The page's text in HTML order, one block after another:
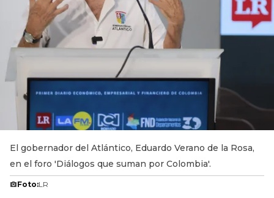
El gobernador del Atlántico, Eduardo Verano de la Rosa,
en el foro 'Diálogos que suman por Colombia'.
Foto:LR